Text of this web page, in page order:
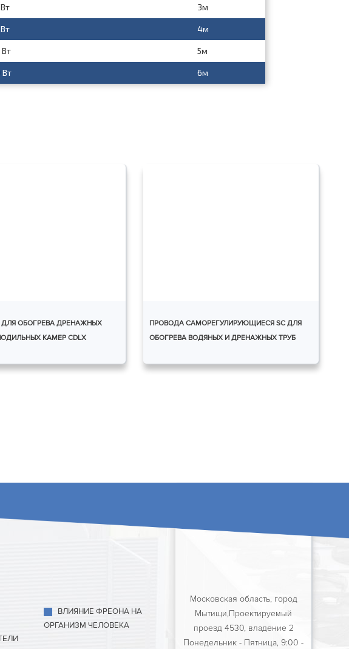
3м
4м
Вт 5м
Вт 6м
ДЛЯ ОБОГРЕВА ДРЕНАЖНЫХ
КАМЕР CDLX
ПРОВОДА САМОРЕГУЛИРУЮЩИЕСЯ SC ДЛЯ
ОБОГРЕВА ВОДЯНЫХ И ДРЕНАЖНЫХ ТРУБ
ВЛИЯНИЕ ФРЕОНА НА
ОРГАНИЗМ ЧЕЛОВЕКА
Московская область, город
Мытищи,Проектируемый
проезд 4530, владение 2
Понедельник - Пятница, 9:00 -